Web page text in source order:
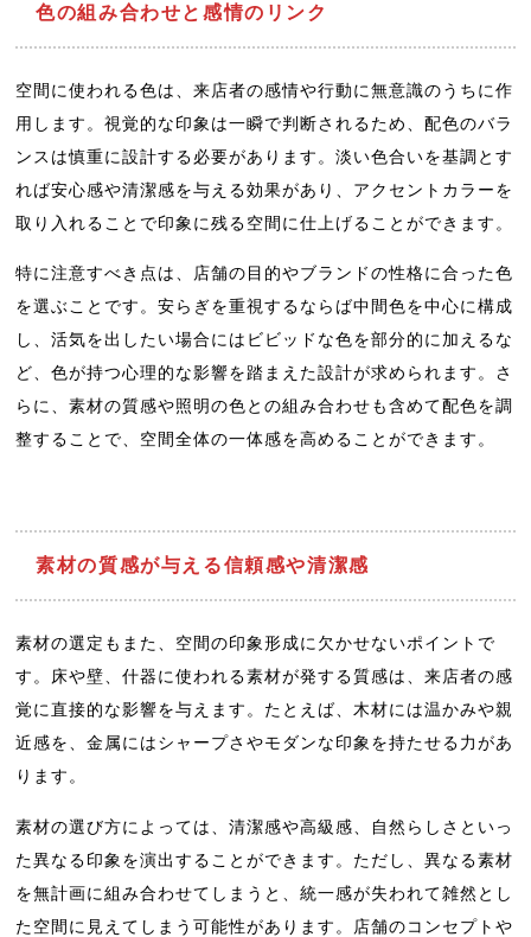
色の組み合わせと感情のリンク
空間に使われる色は、来店者の感情や行動に無意識のうちに作
用します。視覚的な印象は一瞬で判断されるため、配色のバラ
ンスは慎重に設計する必要があります。淡い色合いを基調とす
れば安心感や清潔感を与える効果があり、アクセントカラーを
取り入れることで印象に残る空間に仕上げることができます。
特に注意すべき点は、店舗の目的やブランドの性格に合った色
を選ぶことです。安らぎを重視するならば中間色を中心に構成
し、活気を出したい場合にはビビッドな色を部分的に加えるな
ど、色が持つ心理的な影響を踏まえた設計が求められます。さ
らに、素材の質感や照明の色との組み合わせも含めて配色を調
整することで、空間全体の一体感を高めることができます。
素材の質感が与える信頼感や清潔感
素材の選定もまた、空間の印象形成に欠かせないポイントで
す。床や壁、什器に使われる素材が発する質感は、来店者の感
覚に直接的な影響を与えます。たとえば、木材には温かみや親
近感を、金属にはシャープさやモダンな印象を持たせる力があ
ります。
素材の選び方によっては、清潔感や高級感、自然らしさといっ
た異なる印象を演出することができます。ただし、異なる素材
を無計画に組み合わせてしまうと、統一感が失われて雑然とし
た空間に見えてしまう可能性があります。店舗のコンセプトや